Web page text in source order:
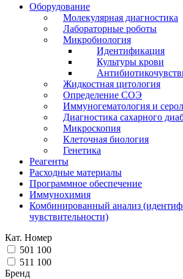
Оборудование
Молекулярная диагностика
Лабораторные роботы
Микробиология
Идентификация
Культуры крови
Жидкостная цитология
Определение СОЭ
Иммуногематология и
Диагностика сахарного
Микроскопия
Клеточная биология
Генетика
Реагенты
Расходные материалы
Программное обеспечение
Иммунохимия
Комбинированный анализ
чувствительности)
Кат. Номер
501 100
511 100
Бренд